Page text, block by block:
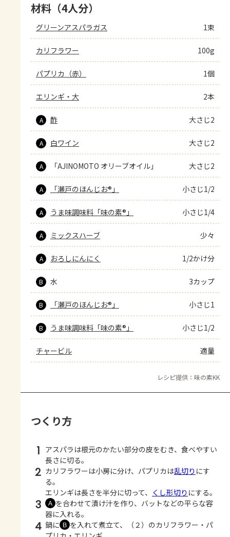
材料（4人分）
グリーンアスパラガス 1束
カリフラワー 100g
パプリカ（赤） 1個
エリンギ・大 2本
A 酢 大さじ2
A 白ワイン 大さじ2
A 「AJINOMOTO オリーブオイル」 大さじ2
A 「瀬戸のほんじお®」 小さじ1/2
A うま味調味料「味の素®」 小さじ1/4
A ミックスハーブ 少々
A おろしにんにく 1/2かけ分
B 水 3カップ
B 「瀬戸のほんじお®」 小さじ1
B うま味調味料「味の素®」 小さじ1/2
チャービル 適量
レシピ提供：味の素KK
つくり方
1 アスパラは根元のかたい部分の皮をむき、食べやすい
長さに切る。
2 カリフラワーは小房に分け、パプリカは乱切り にす
る。
エリンギは長さを半分に切って、 くし形切り にする。
3 Ａ を合わせて漬け汁を作り、バットなどの平らな容
器に入れる。
4 鍋に Ｂ を入れて煮立て、（２）のカリフラワー・パ